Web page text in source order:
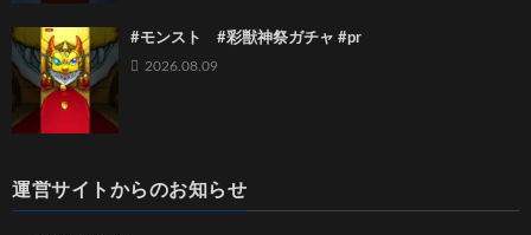
#モンスト #彩獣神祭ガチャ #pr
2026.08.09
運営サイトからのお知らせ